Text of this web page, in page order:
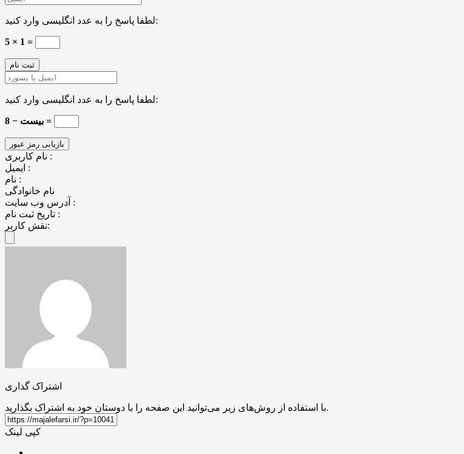
لطفا پاسخ را به عدد انگلیسی وارد کنید:
5 × 1 =
لطفا پاسخ را به عدد انگلیسی وارد کنید:
بیست − 8 =
نام کاربری :
ایمیل :
نام :
نام خانوادگی
آدرس وب سایت :
تاریخ ثبت نام :
نقش کاربر:
اشتراک گذاری
با استفاده از روش‌های زیر می‌توانید این صفحه را با دوستان خود به اشتراک بگذارید.
کپی لینک